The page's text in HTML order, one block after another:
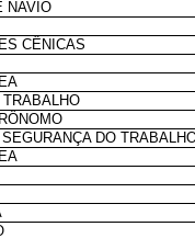
NAVIO
CÊNICAS
DO